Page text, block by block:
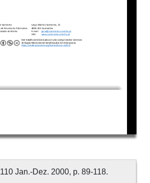
110 Jan.-Dez. 2000, p. 89-118.